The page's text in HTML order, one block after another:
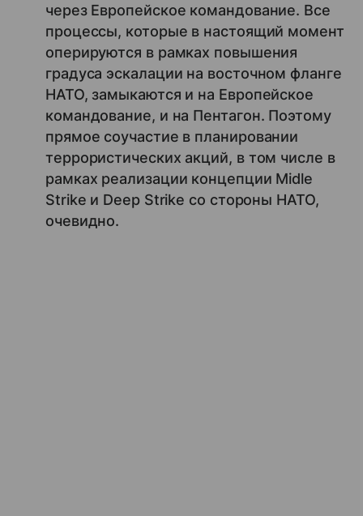
через Европейское командование. Все
процессы, которые в настоящий момент
оперируются в рамках повышения
градуса эскалации на восточном фланге
НАТО, замыкаются и на Европейское
командование, и на Пентагон. Поэтому
прямое соучастие в планировании
террористических акций, в том числе в
рамках реализации концепции Midle
Strike и Deep Strike со стороны НАТО,
очевидно.